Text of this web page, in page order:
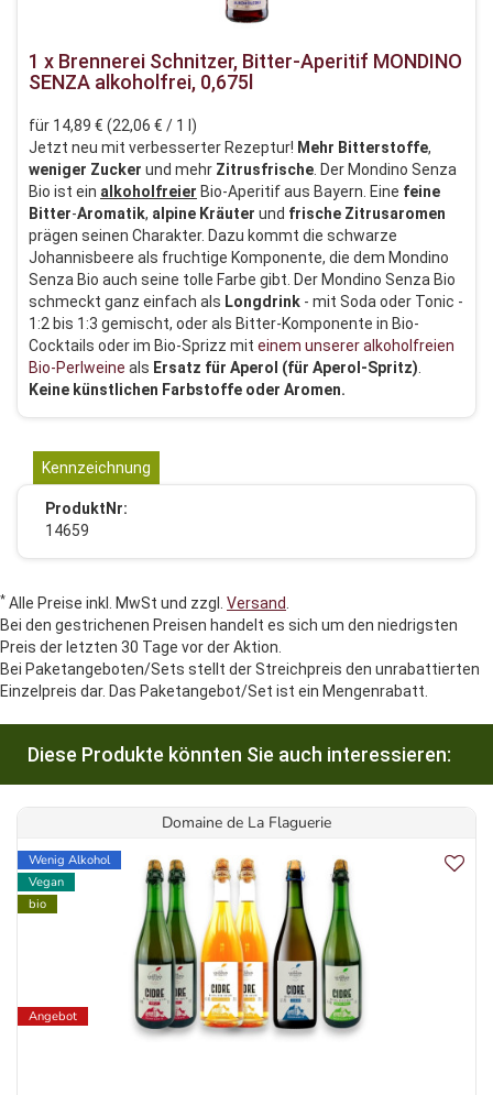
1 x Brennerei Schnitzer, Bitter-Aperitif MONDINO
SENZA alkoholfrei, 0,675l
für 14,89 € (22,06 € / 1 l)
Jetzt neu mit verbesserter Rezeptur! Mehr Bitterstoffe,
weniger Zucker und mehr Zitrusfrische . Der Mondino Senza
Bio ist ein alkoholfreier Bio-Aperitif aus Bayern. Eine feine
Bitter-Aromatik, alpine Kräuter und frische Zitrusaromen
prägen seinen Charakter. Dazu kommt die schwarze
Johannisbeere als fruchtige Komponente, die dem Mondino
Senza Bio auch seine tolle Farbe gibt. Der Mondino Senza Bio
schmeckt ganz einfach als Longdrink - mit Soda oder Tonic -
1:2 bis 1:3 gemischt, oder als Bitter-Komponente in Bio-
Cocktails oder im Bio-Sprizz mit einem unserer alkoholfreien
Bio-Perlweine als Ersatz für Aperol (für Aperol-Spritz)
Keine künstlichen Farbstoffe oder Aromen.
Kennzeichnung
ProduktNr:
14659
* Alle Preise inkl. MwSt und zzgl. Versand
Bei den gestrichenen Preisen handelt es sich um den niedrigsten
Preis der letzten 30 Tage vor der Aktion.
Bei Paketangeboten/Sets stellt der Streichpreis den unrabattierten
Einzelpreis dar. Das Paketangebot/Set ist ein Mengenrabatt.
Diese Produkte könnten Sie auch interessieren:
Domaine de La Flaguerie
Wenig Alkohol
Vegan
bio
Angebot